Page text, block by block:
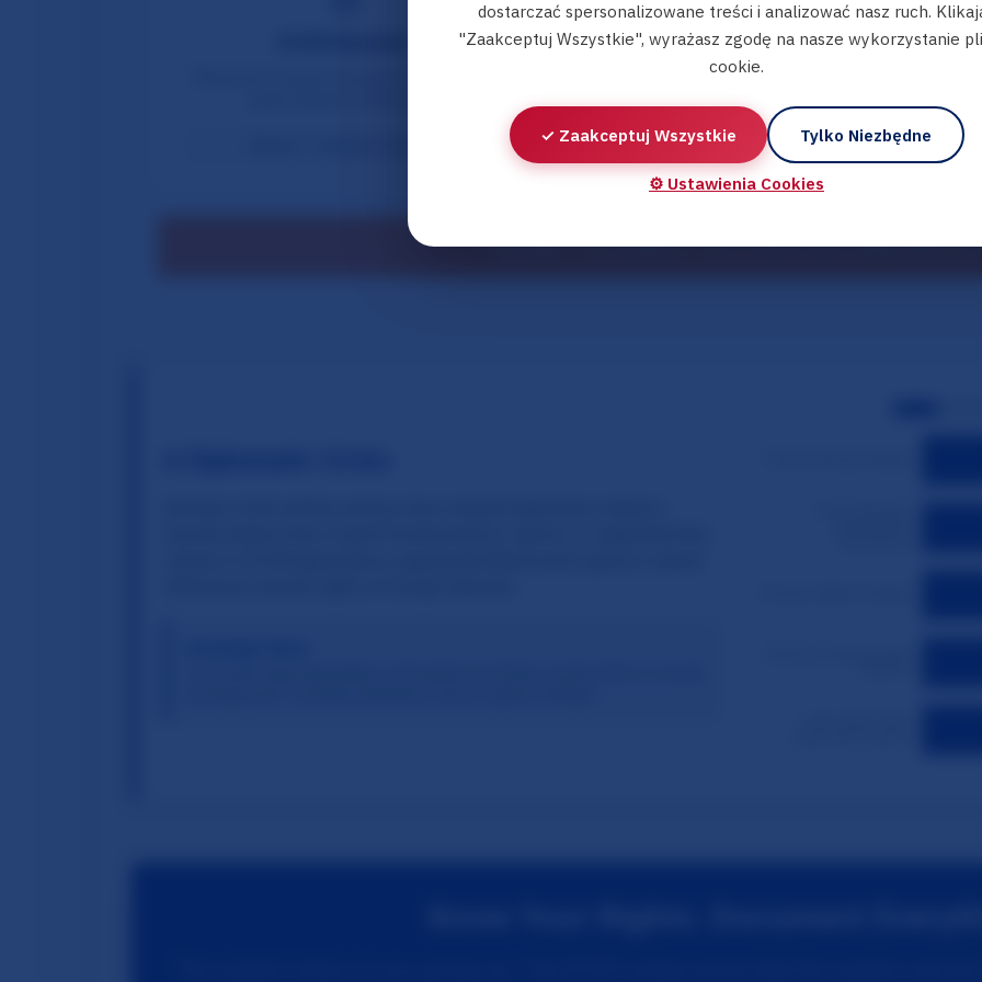
dostarczać spersonalizowane treści i analizować nasz ruch.
"Zaakceptuj Wszystkie", wyrażasz zgodę na nasze wykorzystanie
cookie.
✓ Zaakceptuj Wszystkie Tylko Niezbędne
⚙️ Ustawienia Cookies